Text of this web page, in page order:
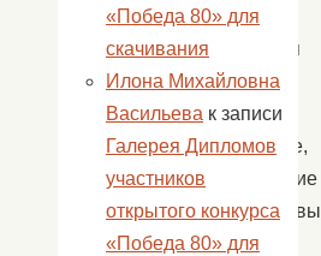
свои
творения
дети
и
взрослые,
творческие
коллективы
и
«Победа 80» для
скачивания
Илона Михайловна
Васильева к записи
Галерея Дипломов
участников
открытого конкурса
«Победа 80» для